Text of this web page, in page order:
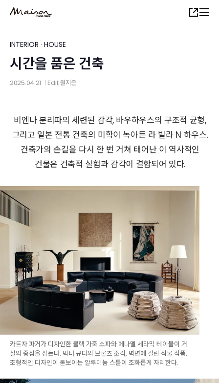
content
Share
INTERIOR · HOUSE
시간을 품은 건축
2025.04.21 Edit원지은
비엔나 분리파의 세련된 감각, 바우하우스의 구조적 균형,
그리고 일본 전통 건축의 미학이 녹아든 라 빌라 N 하우스.
건축가의 손길을 다시 한 번 거쳐 태어난 이 역사적인
건물은 건축적 실험과 감각이 결합되어 있다.
카트자 파거가 디자인한 블랙 가죽 소파와 에나멜 세라믹 테이블이 거
실의 중심을 잡는다. 빅터 규디의 브론즈 조각, 벽면에 걸린 직물 작품,
조형적인 디자인이 돋보이는 알루미늄 스툴이 조화롭게 자리한다.